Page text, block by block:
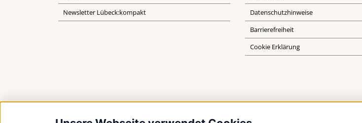
Newsletter Lübeck:kompakt
Datenschutzhinweise
Barrierefreiheit
Cookie Erklärung